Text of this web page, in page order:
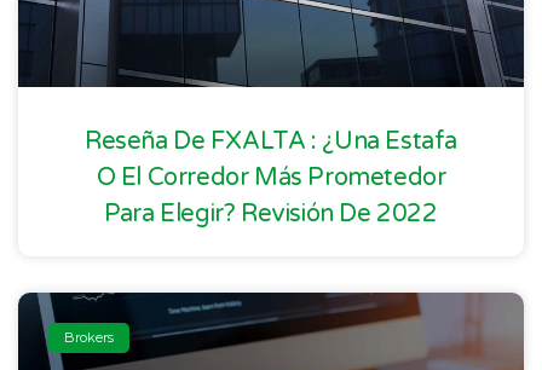
Reseña De FXALTA : ¿Una Estafa
O El Corredor Más Prometedor
Para Elegir? Revisión De 2022
Brokers